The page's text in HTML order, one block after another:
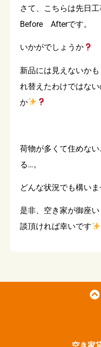
さて、こちらは先日
Before Afterです。
いかがでしょうか
新品には見えないか
れ替えたわけではな
か
荷物が多くて住めな
る…。
どんな状況でも構いま
是非、空き家が御座
談頂ければ幸いです